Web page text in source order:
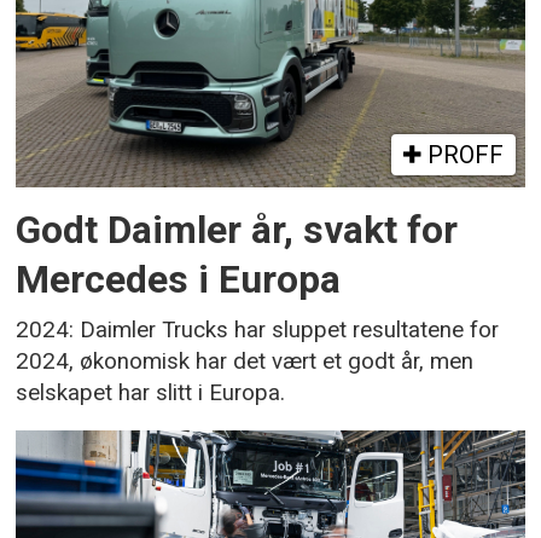
PROFF
Godt Daimler år, svakt for
Mercedes i Europa
2024: Daimler Trucks har sluppet resultatene for
2024, økonomisk har det vært et godt år, men
selskapet har slitt i Europa.